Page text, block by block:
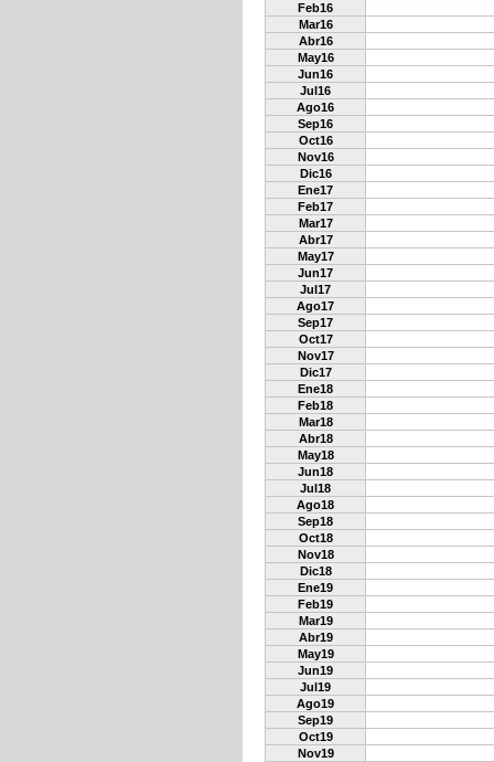
Feb16
Mar16
Abr16
May16
Jun16
Jul16
Ago16
Sep16
Oct16
Nov16
Dic16
Ene17
Feb17
Mar17
Abr17
May17
Jun17
Jul17
Ago17
Sep17
Oct17
Nov17
Dic17
Ene18
Feb18
Mar18
Abr18
May18
Jun18
Jul18
Ago18
Sep18
Oct18
Nov18
Dic18
Ene19
Feb19
Mar19
Abr19
May19
Jun19
Jul19
Ago19
Sep19
Oct19
Nov19